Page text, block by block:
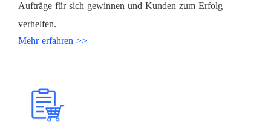
Aufträge für sich gewinnen und Kunden zum Erfolg
verhelfen.
Mehr erfahren >>